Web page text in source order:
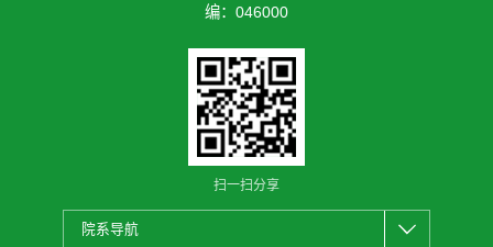
编：046000
扫一扫分享
院系导航